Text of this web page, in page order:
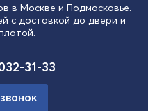
в Москве и Подмосковье.
с доставкой до двери и
31-33